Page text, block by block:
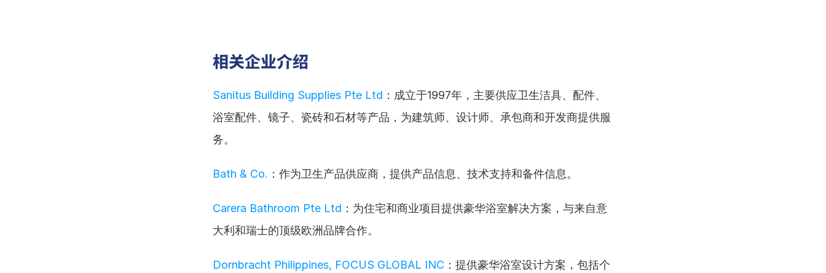
相关企业介绍
Sanitus Building Supplies Pte Ltd ：成立于1997年，主要供应卫生洁具、配件、
浴室配件、镜子、瓷砖和石材等产品，为建筑师、设计师、承包商和开发商提供服
务。
Bath & Co. ：作为卫生产品供应商，提供产品信息、技术支持和备件信息。
Carera Bathroom Pte Ltd ：为住宅和商业项目提供豪华浴室解决方案，与来自意
大利和瑞士的顶级欧洲品牌合作。
Dornbracht Philippines, FOCUS GLOBAL INC ：提供豪华浴室设计方案，包括个